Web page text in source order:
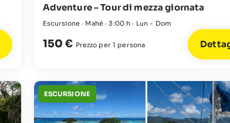
Adventure – Tour di mezza giornata
Escursione · Mahé · 3:00 h · Lun - Dom
150 € Prezzo per 1 persona
ESCURSIONE